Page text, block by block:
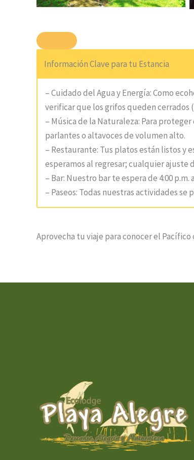
Información Clave para tu Estancia
– Cuidado del Agua y Energía: Como
verificar que los grifos queden cerrados
– Música de la Naturaleza: Para
parlantes o altavoces de volumen alto.
– Restaurante: Tus platos están listos y
esperamos al regresar; cualquier ajuste
– Bar: Nuestro bar te espera de 4:00
– Paseos: Todas nuestras actividades
Aprovecha tu viaje para conocer el